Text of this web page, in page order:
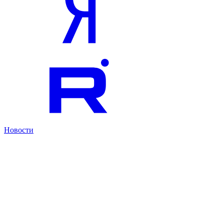
Новости